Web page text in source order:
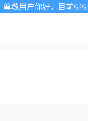
尊敬用户你好，目前桃